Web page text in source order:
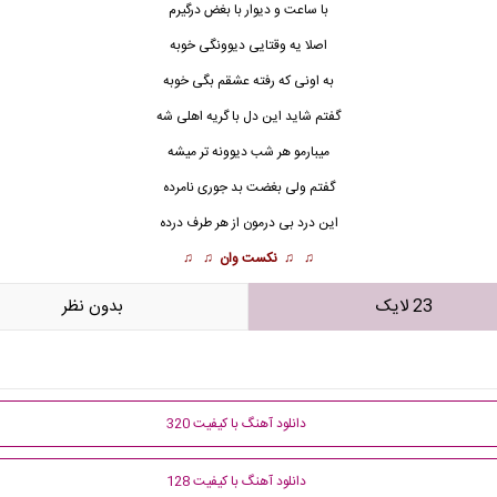
با ساعت و دیوار با بغض درگیرم
اصلا یه وقتایی دیوونگی خوبه
به اونی که رفته عشقم بگی خوبه
گفتم شاید این دل با گریه اهلی شه
میبارمو هر شب دیوونه تر میشه
گفتم ولی بغضت بد جوری نامرده
ایندردبی درمون از هر طرف درده
♫ ♫ نکست وان ♫ ♫
23 لایک بدون نظر
دانلود آهنگ با کیفیت 320
دانلود آهنگ با کیفیت 128